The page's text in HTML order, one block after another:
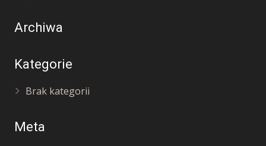
Archiwa
Kategorie
Brak kategorii
Meta